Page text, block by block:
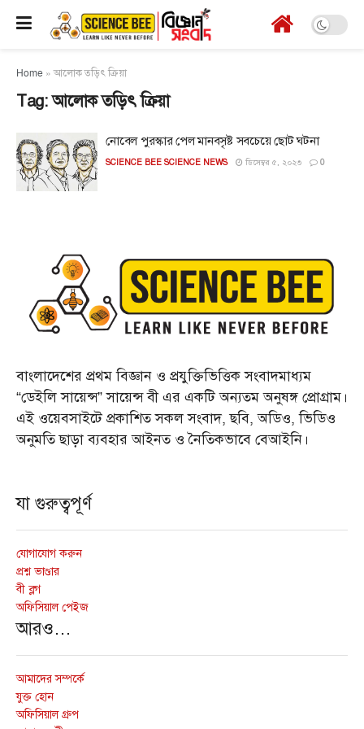
Home »আলোক তড়িৎ ক্রিয়া
Tag:আলোক তড়িৎ ক্রিয়া
নোবেল পুরস্কার পেল মানবসৃষ্ট সবচেয়ে ছোট ঘটনা
SCIENCE BEE SCIENCE NEWS ডিসেম্বর ৫, ২০২৩ 0
বাংলাদেশের প্রথম বিজ্ঞান ও প্রযুক্তিভিত্তিক সংবাদমাধ্যম
“ডেইলি সায়েন্স” সায়েন্স বী এর একটি অন্যতম অনুষঙ্গ প্রোগ্রাম।
এই ওয়েবসাইটে প্রকাশিত সকল সংবাদ, ছবি, অডিও, ভিডিও
অনুমতি ছাড়া ব্যবহার আইনত ও নৈতিকভাবে বেআইনি।
যা গুরুত্বপূর্ণ
যোগাযোগ করুন
প্রশ্ন ভাণ্ডার
বী ব্লগ
অফিসিয়াল পেইজ
আরও…
আমাদের সম্পর্কে
যুক্ত হোন
অফিসিয়াল গ্রুপ